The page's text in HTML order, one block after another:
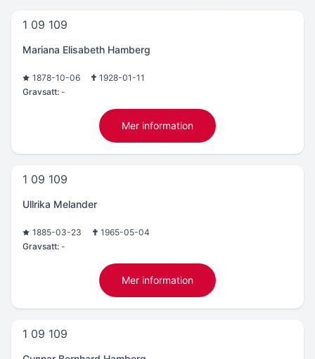
1 09 109
Mariana Elisabeth Hamberg
1878-10-06
1928-01-11
Gravsatt: -
Mer information
1 09 109
Ullrika Melander
1885-03-23
1965-05-04
Gravsatt: -
Mer information
1 09 109